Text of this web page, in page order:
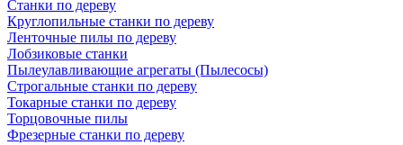
Станки по дереву
Круглопильные станки по дереву
Ленточные пилы по дереву
Лобзиковые станки
Пылеулавливающие агрегаты (Пылесосы)
Строгальные станки по дереву
Токарные станки по дереву
Торцовочные пилы
Фрезерные станки по дереву